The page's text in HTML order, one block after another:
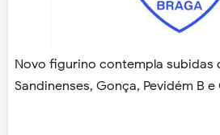
Novo figurino contempla subidas
Sandinenses, Gonça, Pevidém B